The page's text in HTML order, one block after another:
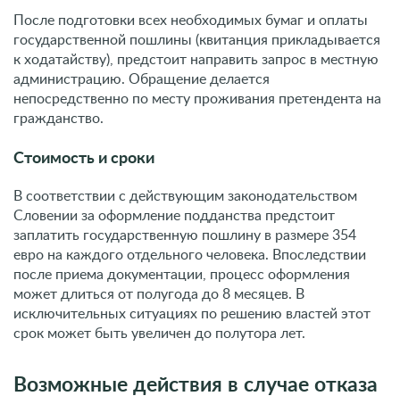
В соответствии с действующим законодательством
Словении за оформление подданства предстоит
заплатить государственную пошлину в размере 354
евро на каждого отдельного человека. Впоследствии
после приема документации, процесс оформления
может длиться от полугода до 8 месяцев. В
исключительных ситуациях по решению властей этот
срок может быть увеличен до полутора лет.
Возможные действия в случае отказа
Существует следующий ряд причин, которые могут
стать основанием для принятия отрицательного
решения по заявке:
Предоставлены не все документы, либо заявитель не
соответствует установленным критериям.
несостоятельность или крупные долговые